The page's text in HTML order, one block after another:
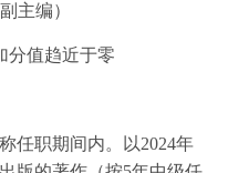
主编）
分值趋近于零
任职期间内。以2024年